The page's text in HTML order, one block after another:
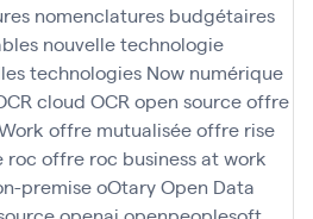
nomenclatures budgétaires
nouvelle technologie
technologies Now numérique
cloud OCR open sourceoffre
offre mutualiséeoffre rise
roc offre roc business at work
premiseoOtaryOpen Data